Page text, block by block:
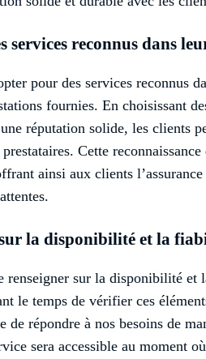
services reconnus dans
pour des services reconnus
fournies. En choisissant
réputation solide, les clients
prestataires. Cette
ainsi aux clients
la disponibilité et la
renseigner sur la disponibilité et
le temps de vérifier ces
de répondre à nos besoins de
sera accessible au moment